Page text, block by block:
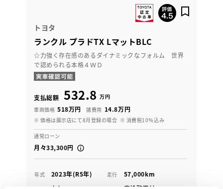
トヨタ
ランクル プラドTX LマットBLC
☆力強く存在感のあるダイナミックなフォルム 世界
で認められる本格４ＷＤ
支払総額 532.8 万円
車両価格 518万円 諸費用 14.8万円
※ 価格は展示店にて8月登録の場合 ※ 消費税10％込み
通常ローン
月々33,300円
年式 2023年(R5年) 走行 57,000km